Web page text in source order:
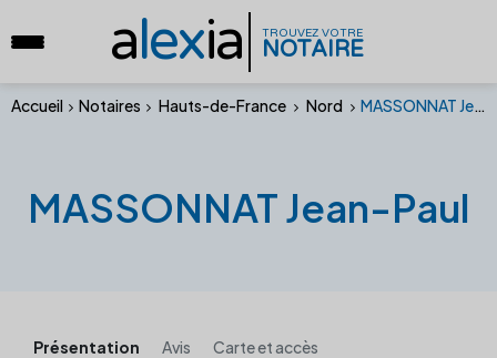
alexia TROUVEZ VOTRE
NOTAIRE
Accueil Notaires Hauts-de-France Nord MASSONNAT Jean-Paul
MASSONNAT Jean-Paul
Présentation Avis Carte et accès